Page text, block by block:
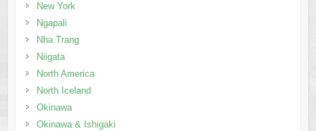
New York
Ngapali
Nha Trang
Niigata
North America
North Iceland
Okinawa
Okinawa & Ishigaki